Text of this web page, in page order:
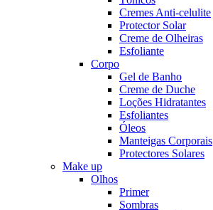
Cremes Anti-celulite
Protector Solar
Creme de Olheiras
Esfoliante
Corpo
Gel de Banho
Creme de Duche
Loções Hidratantes
Esfoliantes
Óleos
Manteigas Corporais
Protectores Solares
Make up
Olhos
Primer
Sombras